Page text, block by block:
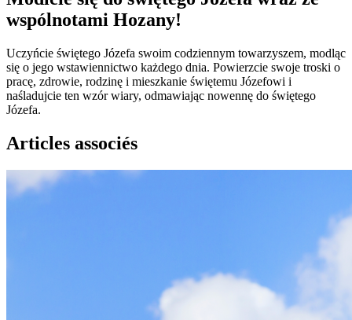
wspólnotami Hozany!
Uczyńcie świętego Józefa swoim codziennym towarzyszem, modląc
się o jego wstawiennictwo każdego dnia. Powierzcie swoje troski o
pracę, zdrowie, rodzinę i mieszkanie świętemu Józefowi i
naśladujcie ten wzór wiary, odmawiając nowennę do świętego
Józefa.
Articles associés